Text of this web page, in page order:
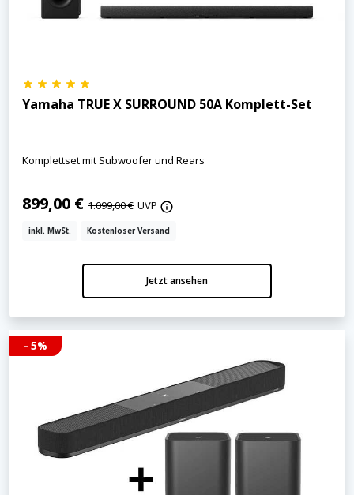
Yamaha TRUE X SURROUND 50A Komplett-Set
Komplettset mit Subwoofer und Rears
899,00 € 1.099,00 € UVP
inkl. MwSt. Kostenloser Versand
Jetzt ansehen
- 5%